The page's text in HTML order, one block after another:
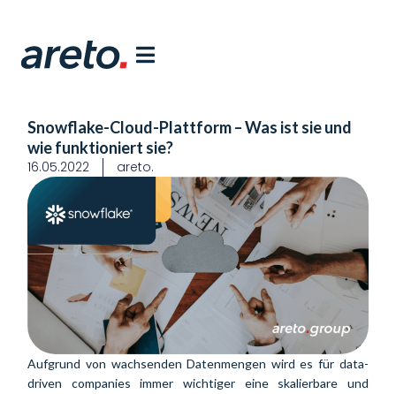
Snowflake-Cloud-Plattform – Was ist sie und
wie funktioniert sie?
16.05.2022 areto.
Aufgrund von wachsenden Datenmengen wird es für data-
driven companies immer wichtiger eine skalierbare und